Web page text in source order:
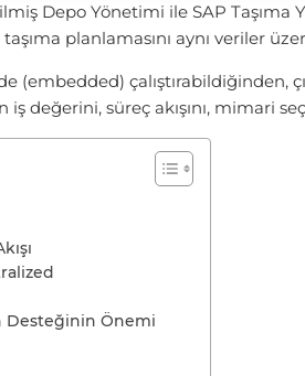
Depo Yönetimi ile SAP Taşıma
planlamasını aynı veriler
(embedded)
değerini, süreç akışını, mimari
Desteğinin Önemi